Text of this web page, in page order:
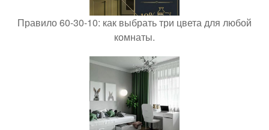
Правило 60-30-10: как выбрать три цвета для любой
комнаты.